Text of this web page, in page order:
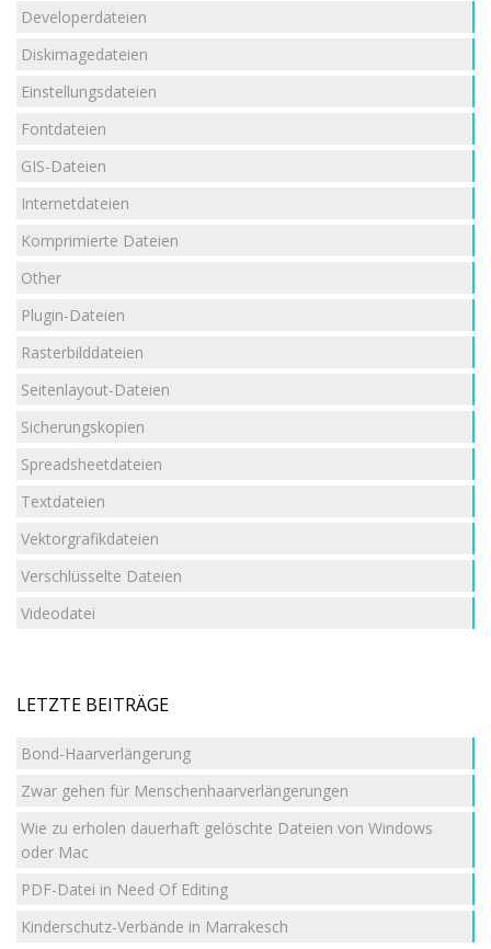
Developerdateien
Diskimagedateien
Einstellungsdateien
Fontdateien
GIS-Dateien
Internetdateien
Komprimierte Dateien
Other
Plugin-Dateien
Rasterbilddateien
Seitenlayout-Dateien
Sicherungskopien
Spreadsheetdateien
Textdateien
Vektorgrafikdateien
Verschlüsselte Dateien
Videodatei
LETZTE BEITRÄGE
Bond-Haarverlängerung
Zwar gehen für Menschenhaarverlängerungen
Wie zu erholen dauerhaft gelöschte Dateien von Windows
oder Mac
PDF-Datei in Need Of Editing
Kinderschutz-Verbände in Marrakesch